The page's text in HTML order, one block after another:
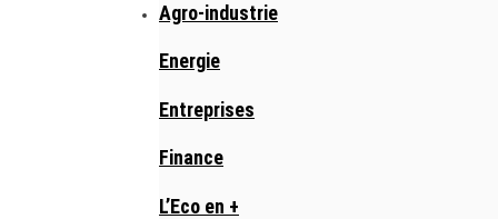
Agro-industrie
Energie
Entreprises
Finance
L’Eco en +